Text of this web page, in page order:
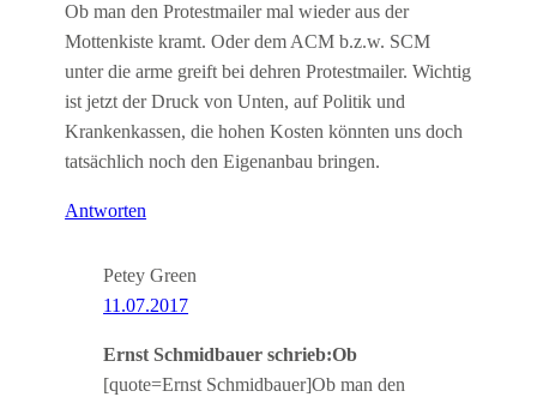
Ob man den Protestmailer mal wieder aus der
Mottenkiste kramt. Oder dem ACM b.z.w. SCM
unter die arme greift bei dehren Protestmailer. Wichtig
ist jetzt der Druck von Unten, auf Politik und
Krankenkassen, die hohen Kosten könnten uns doch
tatsächlich noch den Eigenanbau bringen.
Antworten
Petey Green
11.07.2017
Ernst Schmidbauer schrieb:Ob
[quote=Ernst Schmidbauer]Ob man den